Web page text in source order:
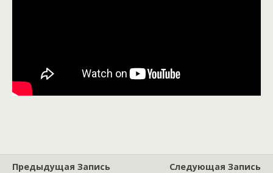
Предыдущая Запись
Следующая Запись